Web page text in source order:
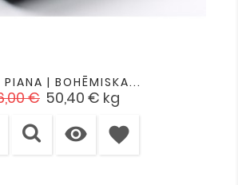
PIANA | BOHĒMISKA...
€ Cena
50,40 € kg
 favorite